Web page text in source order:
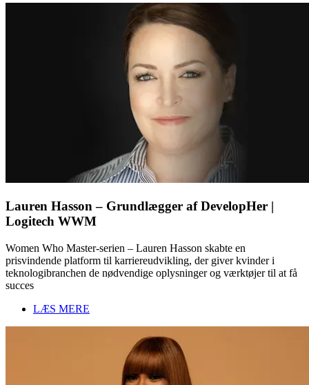
Lauren Hasson – Grundlægger af DevelopHer |
Logitech WWM
Women Who Master-serien – Lauren Hasson skabte en
prisvindende platform til karriereudvikling, der giver kvinder i
teknologibranchen de nødvendige oplysninger og værktøjer til at få
succes
LÆS MERE